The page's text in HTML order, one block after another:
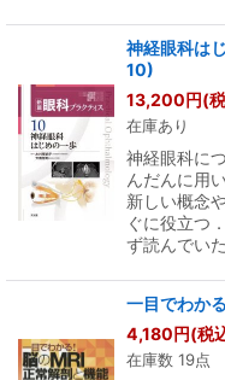
神経眼科は
10)
13,200円(
在庫あり
神経眼科に
んだんに用
新しい概念
ぐに役立つ
ず読んでい
一目でわか
4,180円(税
在庫数 19点